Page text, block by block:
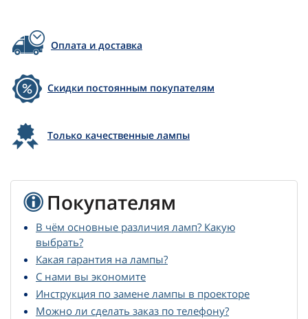
Оплата и доставка
Скидки постоянным покупателям
Только качественные лампы
Покупателям
В чём основные различия ламп? Какую
выбрать?
Какая гарантия на лампы?
С нами вы экономите
Инструкция по замене лампы в проекторе
Можно ли сделать заказ по телефону?